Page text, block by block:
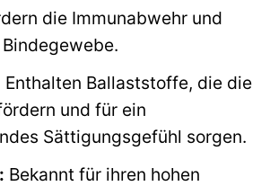
die Immunabwehr und
Enthalten Ballaststoffe, die die
und für ein
Sättigungsgefühl sorgen.
Bekannt für ihren hohen